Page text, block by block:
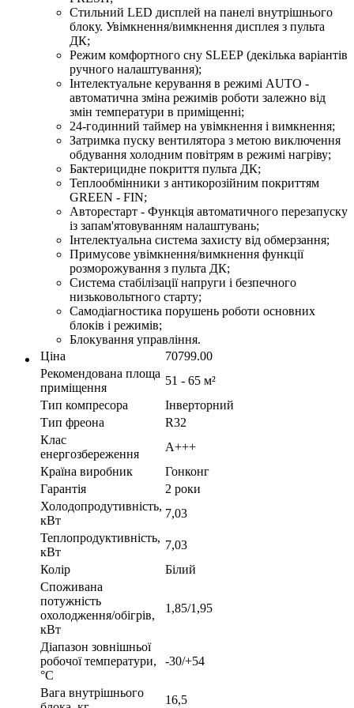
Стильний LED дисплей на панелі внутрішнього
блоку. Увімкнення/вимкнення дисплея з пульта
ДК;
Режим комфортного сну SLЕЕР (декілька варіантів
ручного налаштування);
Інтелектуальне керування в режимі AUTO -
автоматична зміна режимів роботи залежно від
змін температури в приміщенні;
24-годинний таймер на увімкнення і вимкнення;
Затримка пуску вентилятора з метою виключення
обдування холодним повітрям в режимі нагріву;
Бактерицидне покриття пульта ДК;
Теплообмінники з антикорозійним покриттям
GREEN - FIN;
Авторестарт - Функція автоматичного перезапуску
із запам'ятовуванням налаштувань;
Інтелектуальна система захисту від обмерзання;
Примусове увімкнення/вимкнення функції
розморожування з пульта ДК;
Система стабілізації напруги і безпечного
низьковольтного старту;
Самодіагностика порушень роботи основних
блоків і режимів;
Блокування управління.
Ціна
70799.00
Рекомендована площа
приміщення
51 - 65 м²
Тип компресора
Інверторний
Тип фреона
R32
Клас
енергозбереження
A+++
Країна виробник
Гонконг
Гарантія
2 роки
Холодопродутивність,
кВт
7,03
Теплопродуктивність,
кВт
7,03
Колір
Білий
Споживана
потужність
охолодження/обігрів,
кВт
1,85/1,95
Діапазон зовнішньої
робочої температури,
°С
-30/+54
Вага внутрішнього
16,5